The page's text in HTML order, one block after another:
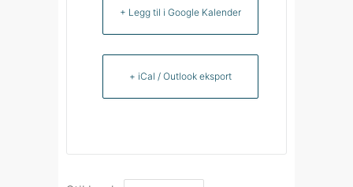
+ Legg til i Google Kalender
+ iCal / Outlook eksport